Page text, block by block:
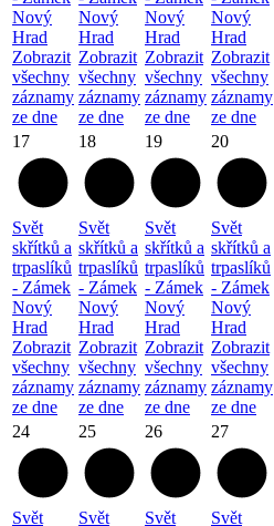
Nový
Hrad
Zobrazit
všechny
záznamy
ze dne
Nový
Hrad
Zobrazit
všechny
záznamy
ze dne
Nový
Hrad
Zobrazit
všechny
záznamy
ze dne
Nový
Hrad
Zobrazit
všechny
záznamy
ze dne
17
Svět
skřítků a
trpaslíků
- Zámek
Nový
Hrad
Zobrazit
všechny
záznamy
ze dne
18
Svět
skřítků a
trpaslíků
- Zámek
Nový
Hrad
Zobrazit
všechny
záznamy
ze dne
19
Svět
skřítků a
trpaslíků
- Zámek
Nový
Hrad
Zobrazit
všechny
záznamy
ze dne
20
Svět
skřítků a
trpaslíků
- Zámek
Nový
Hrad
Zobrazit
všechny
záznamy
ze dne
24
Svět
25
Svět
26
Svět
27
Svět